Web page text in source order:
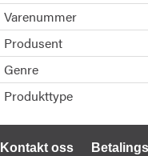
Varenummer
Produsent
Genre
Produkttype
Kontakt oss